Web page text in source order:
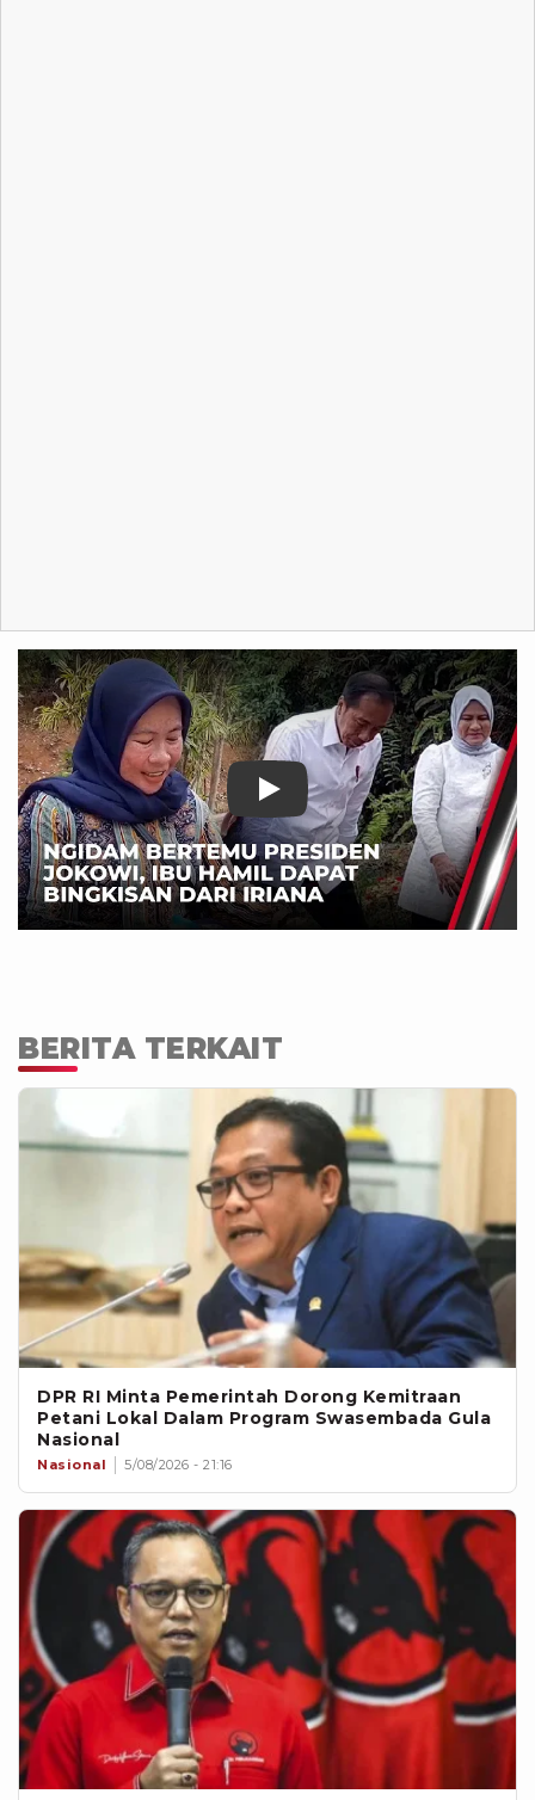
tvonenews
BERITA TERKAIT
DPR RI Minta Pemerintah Dorong Kemitraan
Petani Lokal Dalam Program Swasembada Gula
Nasional
Nasional 5/08/2026 - 21:16